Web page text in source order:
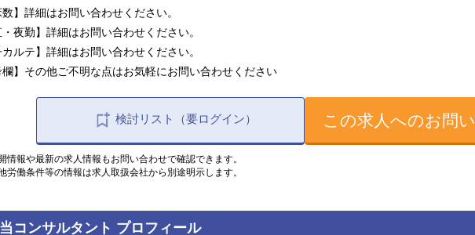
数】詳細はお問い合わせください。
・夜勤】詳細はお問い合わせください。
カルテ】詳細はお問い合わせください。
欄】その他ご不明な点はお気軽にお問い合わせください
検討リスト（要ログイン） この求人へのお問
情報や最新の求人情報もお問い合わせで確認できます。
労働条件等の情報は求人取扱会社から別途明示します。
コンサルタント プロフィール